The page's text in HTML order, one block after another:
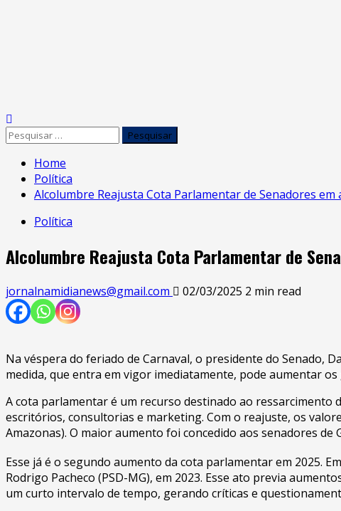
Home
Política
Alcolumbre Reajusta Cota Parlamentar de Senadores em
Política
Alcolumbre Reajusta Cota Parlamentar de
jornalnamidianews@gmail.com 02/03/2025 2 min read
Na véspera do feriado de Carnaval, o presidente do Senado,
medida, que entra em vigor imediatamente, pode aumentar
A cota parlamentar é um recurso destinado ao ressarcimento
escritórios, consultorias e marketing. Com o reajuste, os
Amazonas). O maior aumento foi concedido aos senadores de
Esse já é o segundo aumento da cota parlamentar em 2025.
Rodrigo Pacheco (PSD-MG), em 2023. Esse ato previa
um curto intervalo de tempo, gerando críticas e